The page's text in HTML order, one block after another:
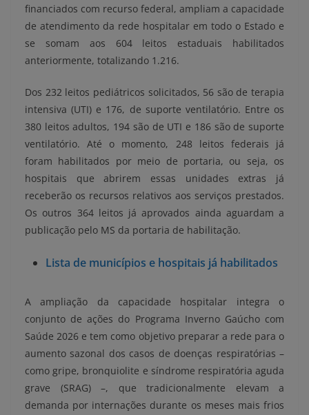
financiados com recurso federal, ampliam a capacidade
de atendimento da rede hospitalar em todo o Estado e
se somam aos 604 leitos estaduais habilitados
anteriormente, totalizando 1.216.
Dos 232 leitos pediátricos solicitados, 56 são de terapia
intensiva (UTI) e 176, de suporte ventilatório. Entre os
380 leitos adultos, 194 são de UTI e 186 são de suporte
ventilatório. Até o momento, 248 leitos federais já
foram habilitados por meio de portaria, ou seja, os
hospitais que abrirem essas unidades extras já
receberão os recursos relativos aos serviços prestados.
Os outros 364 leitos já aprovados ainda aguardam a
publicação pelo MS da portaria de habilitação.
Lista de municípios e hospitais já habilitados
A ampliação da capacidade hospitalar integra o
conjunto de ações do Programa Inverno Gaúcho com
Saúde 2026 e tem como objetivo preparar a rede para o
aumento sazonal dos casos de doenças respiratórias –
como gripe, bronquiolite e síndrome respiratória aguda
grave (SRAG) –, que tradicionalmente elevam a
demanda por internações durante os meses mais frios